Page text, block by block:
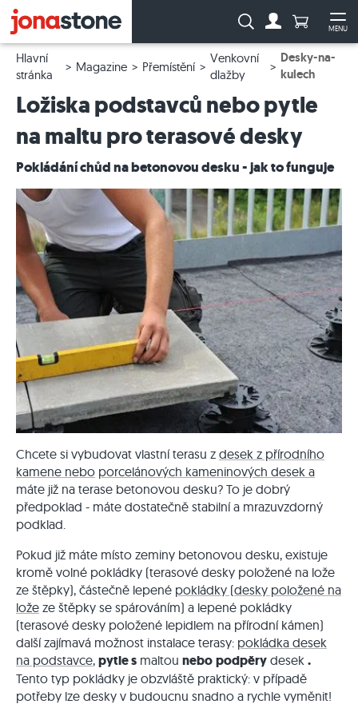
MENU
Vyhledávání:Počet
Hlavní
stránka
Magazine Přemístění
Venkovní
dlažby
Desky-na-
kulech
Ložiska podstavců nebo pytle
na maltu pro terasové desky
Pokládání chůd na betonovou desku - jak to funguje
Chcete si vybudovat vlastní terasu z desek z přírodního
kamene nebo porcelánových kameninových desek a
máte již na terase betonovou desku? To je dobrý
předpoklad - máte dostatečně stabilní a mrazuvzdorný
podklad.
Pokud již máte místo zeminy betonovou desku, existuje
kromě volné pokládky (terasové desky položené na lože
ze štěpky), částečně lepené pokládky (desky položené na
lože ze štěpky se spárováním) a lepené pokládky
(terasové desky položené lepidlem na přírodní kámen)
další zajímavá možnost instalace terasy: pokládka desek
na podstavce, pytle s maltou nebopodpěry desek .
Tento typ pokládky je obzvláště praktický: v případě
potřeby lze desky v budoucnu snadno a rychle vyměnit!